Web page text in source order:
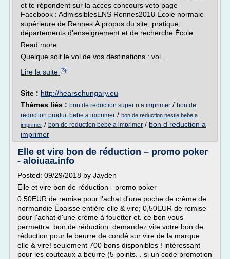
et te répondent sur la acces concours veto page
Facebook : AdmissiblesENS Rennes2018 École normale
supérieure de Rennes À propos du site, pratique,
départements d'enseignement et de recherche École..
Read more
Quelque soit le vol de vos destinations : vol...
Lire la suite
Site : http://hearsehungary.eu
Thèmes liés : bon de reduction super u a imprimer / bon de
reduction produit bebe a imprimer / bon de reduction nestle bebe a
imprimer / bon de reduction bebe a imprimer / bon d reduction a
imprimer
Elle et vire bon de réduction – promo poker
- aloiuaa.info
Posted: 09/29/2018 by Jayden
Elle et vire bon de réduction - promo poker
0,50EUR de remise pour l'achat d'une poche de crème de
normandie Épaisse entière elle & vire; 0,50EUR de remise
pour l'achat d'une crème à fouetter et. ce bon vous
permettra. bon de réduction. demandez vite votre bon de
réduction pour le beurre de condé sur vire de la marque
elle & vire! seulement 700 bons disponibles ! intéressant
pour les couteaux a beurre (5 points. . si un code promotion